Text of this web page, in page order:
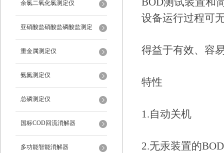
余氯二氧化氯测定仪
亚硝酸盐硝酸盐磷酸盐测定
重金属测定仪
氨氮测定仪
总磷测定仪
国标COD回流消解器
多功能智能消解器
设备运行过程可
得益于有效、容
特性
1.自动关机
2.无汞装置的